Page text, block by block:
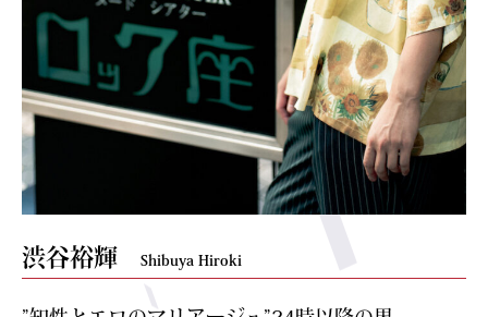
渋谷裕輝 Shibuya Hiroki